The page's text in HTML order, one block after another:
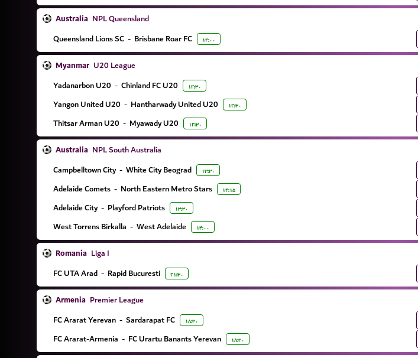
Australia NPL Queensland
Queensland Lions SC - Brisbane Roar FC ۱۲:۰۰
Myanmar U20 League
Yadanarbon U20 - Chinland FC U20 ۱۲:۳۰
Yangon United U20 - Hantharwady United U20 ۱۲:۳۰
Thitsar Arman U20 - Myawady U20 ۱۲:۳۰
Australia NPL South Australia
Campbelltown City - White City Beograd ۱۳:۳۰
Adelaide Comets - North Eastern Metro Stars ۱۲:۱۵
Adelaide City - Playford Patriots ۱۳:۳۰
West Torrens Birkalla - West Adelaide ۱۴:۰۰
Romania Liga I
FC UTA Arad - Rapid Bucuresti ۲۱:۳۰
Armenia Premier League
FC Ararat Yerevan - Sardarapat FC ۱۸:۳۰
FC Ararat-Armenia - FC Urartu Banants Yerevan ۱۸:۳۰